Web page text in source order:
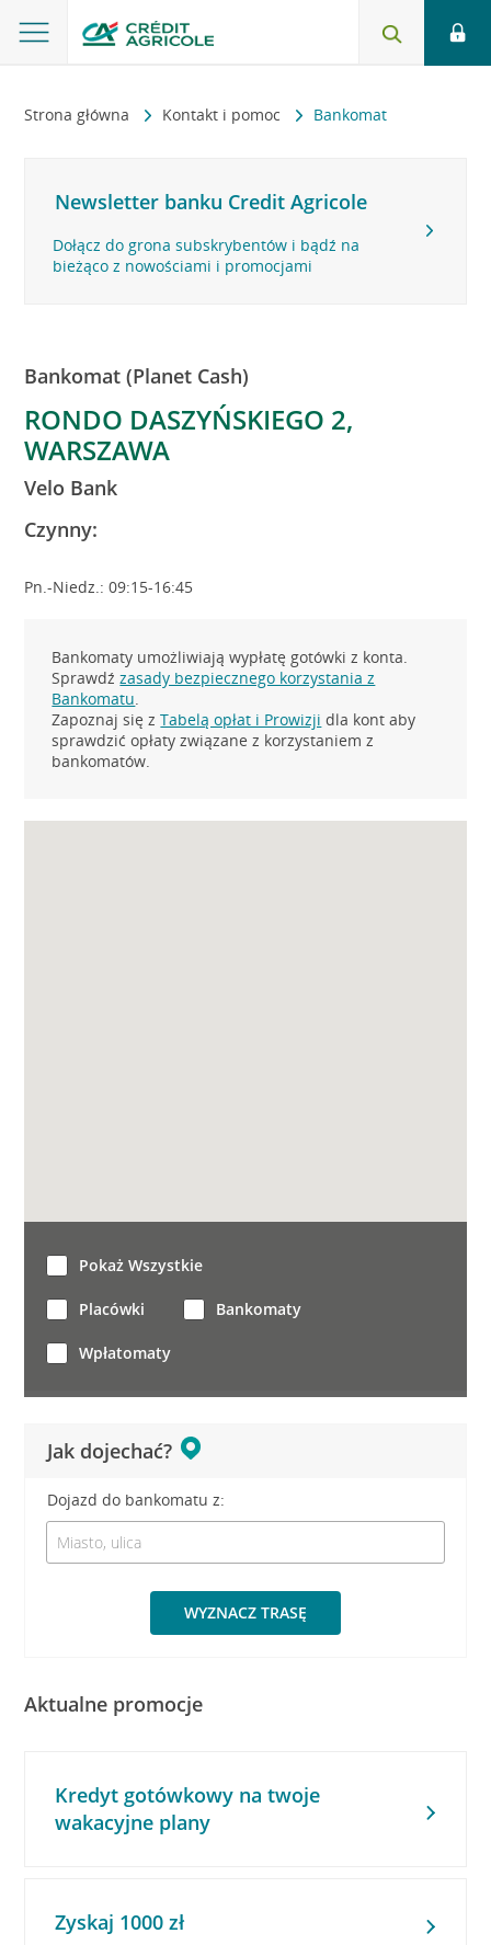
Strona główna Kontakt i pomoc Bankomat
Newsletter banku Credit Agricole
Dołącz do grona subskrybentów i bądź na
bieżąco z nowościami i promocjami
Bankomat (Planet Cash)
RONDO DASZYŃSKIEGO 2,
WARSZAWA
Velo Bank
Czynny:
Pn.-Niedz.: 09:15-16:45
Bankomaty umożliwiają wypłatę gotówki z konta.
Sprawdźzasady bezpiecznego korzystania z
Bankomatu.
Zapoznaj się zTabelą opłat i Prowizji dla kont aby
sprawdzić opłaty związane z korzystaniem z
bankomatów.
Jak dojechać?
Dojazd do bankomatu z:
WYZNACZ TRASĘ
Pokaż Wszystkie
Placówki Bankomaty
Wpłatomaty
Aktualne promocje
Kredyt gotówkowy na twoje
wakacyjne plany
Zyskaj 1000 zł